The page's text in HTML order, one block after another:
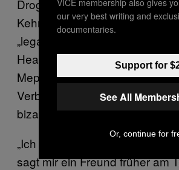
Drogenpolitik einige drastische
Kehrtwendungen gemacht. Wir
„legale” Magic Mushrooms und
Headshops verkauft wurden,
Mephedron-Boom und das
Verbot im Sommer 2010, und
bizarre Lage.
„Ich erinnere mich noch an die
sagt mir ein Freund früher am
our very best writing and
documentaries.
Support for
See All
Or, continue for